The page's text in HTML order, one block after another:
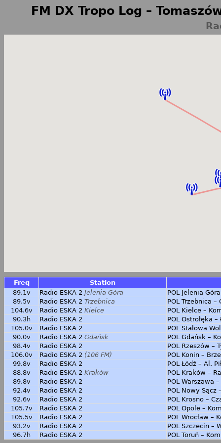
FM DX Tropo Log –
Freq
Station
89.1v
Radio ESKA 2 Jelenia Góra POL Jelenia
89.5v
Radio ESKA 2 Trzebnica POL Trzebnica –
104.6v
Radio ESKA 2 Kielce POL Kielce –
90.3h
Radio ESKA 2 POL Ostrołęka –
105.0v
Radio ESKA 2 POL Stalowa
90.0v
Radio ESKA 2 Gdańsk POL Gdańsk –
98.4v
Radio ESKA 2 POL Rzeszów –
106.0v
Radio ESKA 2 (106 FM) POL Konin –
99.8v
Radio ESKA 2 POL Łódź – Al.
88.8v
Radio ESKA 2 Kraków POL Kraków –
89.8v
Radio ESKA 2 POL Warszawa
92.4v
Radio ESKA 2 POL Nowy Sącz
92.6v
Radio ESKA 2 POL Krosno –
105.7v
Radio ESKA 2 POL Opole –
105.5v
Radio ESKA 2 POL Wrocław –
93.2v
Radio ESKA 2 POL Szczecin –
96.7h
Radio ESKA 2 POL Toruń –